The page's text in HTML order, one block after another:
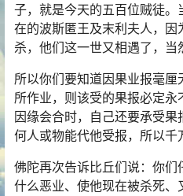
子，就是今天的五百位贼徒
在的波斯匿王及末利夫人，
杀，他们这一世又相遇了，当
所以你们要知道因果业报毫厘
所作业，则该受的果报必定
因缘会合时，自己还要承受
何人或物能代他受报，所以千
佛陀再次告诉比丘们说：你
什么恶业、使他现在被杀死